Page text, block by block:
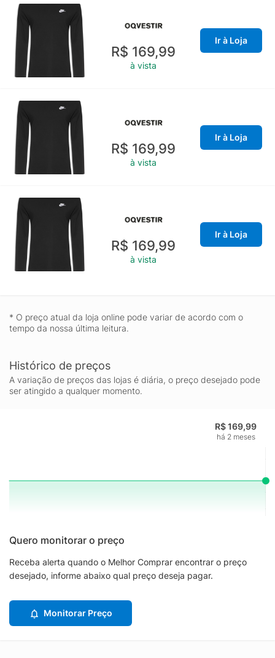
R$ 169,99
à vista
Ir à Loja
R$ 169,99
à vista
Ir à Loja
R$ 169,99
à vista
Ir à Loja
* O preço atual da loja online pode variar de acordo com o
tempo da nossa última leitura.
Histórico de preços
A variação de preços das lojas é diária, o preço desejado pode
ser atingido a qualquer momento.
R$ 169,99
há 2 meses
Quero monitorar o preço
Receba alerta quando o Melhor Comprar encontrar o preço
desejado, informe abaixo qual preço deseja pagar.
Monitorar Preço